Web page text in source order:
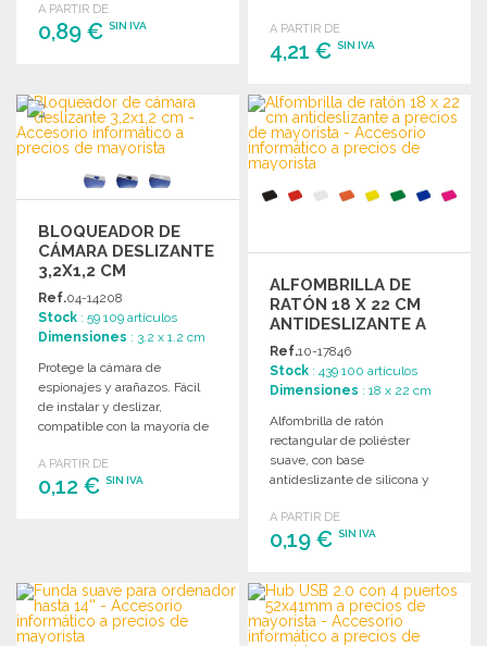
A PARTIR DE
0,89 € SIN IVA
Solicitar un presupuesto
A PARTIR DE
4,21 €SIN IVA
PEDIR
Solicitar un presupuesto
BLOQUEADOR DE
CÁMARA DESLIZANTE
3,2X1,2 CM
Ref.04-14208
Stock : 59 109 artículos
Dimensiones : 3.2 x 1.2 cm
Protege la cámara de
espionajes y arañazos. Fácil
de instalar y deslizar,
compatible con la mayoría de
A PARTIR DE
0,12 € SIN IVA
ALFOMBRILLA DE
RATÓN 18 X 22 CM
ANTIDESLIZANTE A
PRECIOS DE
MAYORISTA
Ref.10-17846
Stock : 439 100 artículos
Dimensiones : 18 x 22 cm
Alfombrilla de ratón
rectangular de poliéster
suave, con base
antideslizante de silicona y
cm.
A PARTIR DE
0,19 €SIN IVA
PEDIR
Solicitar un presupuesto